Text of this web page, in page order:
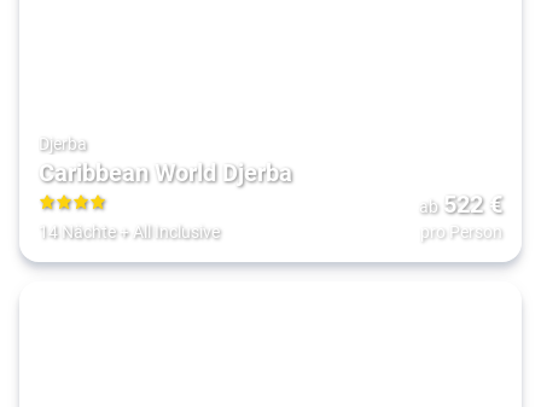
Djerba
Caribbean World Djerba
4
14 Nächte+ All Inclusive
ab 522€
pro Person